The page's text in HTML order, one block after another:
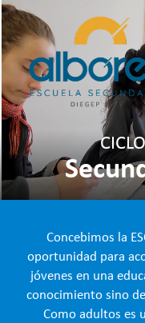
Skip
to
content
Concebimos la
oportunidad para
jóvenes en una
conocimiento sino
Como adultos es